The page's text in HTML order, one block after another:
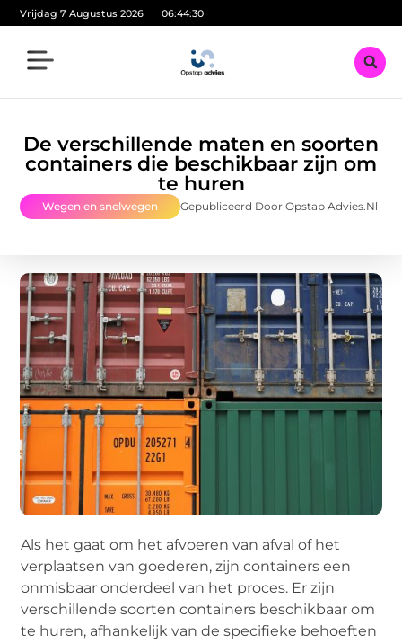
Vrijdag 7 Augustus 2026 06:44:31
De verschillende maten en soorten
containers die beschikbaar zijn om
te huren
Wegen en snelwegen Gepubliceerd Door Opstap Advies.nl
Als het gaat om het afvoeren van afval of het
verplaatsen van goederen, zijn containers een
onmisbaar onderdeel van het proces. Er zijn
verschillende soorten containers beschikbaar om
te huren, afhankelijk van de specifieke behoeften